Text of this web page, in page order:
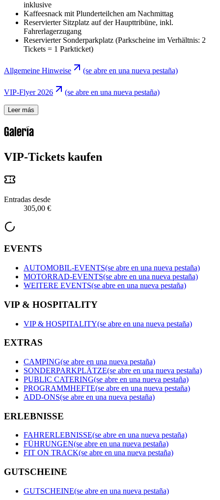
inklusive
Kaffeesnack mit Plunderteilchen am Nachmittag
Reservierter Sitzplatz auf der Haupttribüne, inkl.
Fahrerlagerzugang
Reservierter Sonderparkplatz (Parkscheine im Verhältnis: 2
Tickets = 1 Parkticket)
Allgemeine Hinweise (se abre en una nueva pestaña)
VIP-Flyer 2026 (se abre en una nueva pestaña)
Leer más
Galería
VIP-Tickets kaufen
Entradas desde
305,00 €
EVENTS
AUTOMOBIL-EVENTS(se abre en una nueva pestaña)
MOTORRAD-EVENTS(se abre en una nueva pestaña)
WEITERE EVENTS(se abre en una nueva pestaña)
VIP & HOSPITALITY
VIP & HOSPITALITY(se abre en una nueva pestaña)
EXTRAS
CAMPING(se abre en una nueva pestaña)
SONDERPARKPLÄTZE(se abre en una nueva pestaña)
PUBLIC CATERING(se abre en una nueva pestaña)
PROGRAMMHEFTE(se abre en una nueva pestaña)
ADD-ONS(se abre en una nueva pestaña)
ERLEBNISSE
FAHRERLEBNISSE(se abre en una nueva pestaña)
FÜHRUNGEN(se abre en una nueva pestaña)
FIT ON TRACK(se abre en una nueva pestaña)
GUTSCHEINE
GUTSCHEINE(se abre en una nueva pestaña)